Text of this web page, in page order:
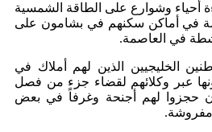
أحياء وشوارع على الطاقة الشمسية
في أماكن سكنهم في بشامون على
في العاصمة.
الخليجيين الذين لهم أملاك في
عبر وكلائهم لقضاء جزء من فصل
حجزوا لهم أجنحة وغرفاً في بعض
مفروشة.